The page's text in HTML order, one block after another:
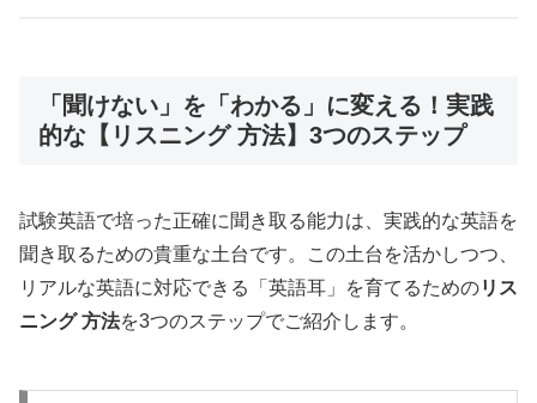
「聞けない」を「わかる」に変える！実践
的な【リスニング 方法】3つのステップ
試験英語で培った正確に聞き取る能力は、実践的な英語を
聞き取るための貴重な土台です。この土台を活かしつつ、
リアルな英語に対応できる「英語耳」を育てるためのリス
ニング 方法を3つのステップでご紹介します。